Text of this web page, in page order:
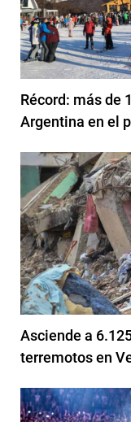
Récord: más de
Argentina en el
Asciende a
terremotos en